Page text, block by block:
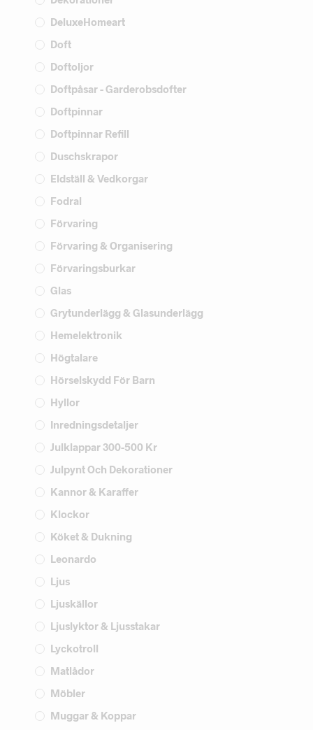
DeluxeHomeart
Doft
Doftoljor
Doftpåsar - Garderobsdofter
Doftpinnar
Doftpinnar Refill
Duschskrapor
Eldställ & Vedkorgar
Fodral
Förvaring
Förvaring & Organisering
Förvaringsburkar
Glas
Grytunderlägg & Glasunderlägg
Hemelektronik
Högtalare
Hörselskydd För Barn
Hyllor
Inredningsdetaljer
Julklappar 300-500 Kr
Julpynt Och Dekorationer
Kannor & Karaffer
Klockor
Köket & Dukning
Leonardo
Ljus
Ljuskällor
Ljuslyktor & Ljusstakar
Lyckotroll
Matlådor
Möbler
Muggar & Koppar